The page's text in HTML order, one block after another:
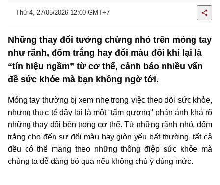
Thứ 4, 27/05/2026 12:00 GMT+7
Những thay đổi tưởng chừng nhỏ trên móng tay
như rãnh, đốm trắng hay đổi màu đôi khi lại là
“tín hiệu ngầm” từ cơ thể, cảnh báo nhiều vấn
đề sức khỏe mà bạn không ngờ tới.
Móng tay thường bị xem nhẹ trong việc theo dõi sức khỏe,
nhưng thực tế đây lại là một "tấm gương" phản ánh khá rõ
những thay đổi bên trong cơ thể. Từ những rãnh nhỏ, đốm
trắng cho đến sự đổi màu hay giòn yếu bất thường, tất cả
đều có thể mang theo những thông điệp sức khỏe mà
chúng ta dễ dàng bỏ qua nếu không chú ý đúng mức.